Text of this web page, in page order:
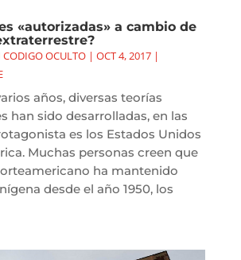
«autorizadas» a cambio de
CODIGO OCULTO| OCT 4, 2017|
años, diversas teorías
han sido desarrolladas, en las
es los Estados Unidos
Muchas personas creen que
ha mantenido
desde el año 1950, los